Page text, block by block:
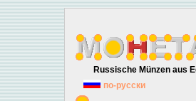
Russische Münzen aus
по-русски